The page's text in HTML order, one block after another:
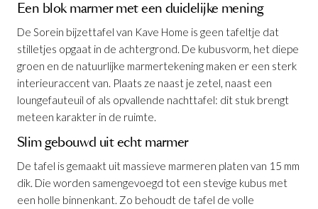
Een blok marmer met een duidelijke mening
De Sorein bijzettafel van Kave Home is geen tafeltje dat
stilletjes opgaat in de achtergrond. De kubusvorm, het diepe
groen en de natuurlijke marmertekening maken er een sterk
interieuraccent van. Plaats ze naast je zetel, naast een
loungefauteuil of als opvallende nachttafel: dit stuk brengt
meteen karakter in de ruimte.
Slim gebouwd uit echt marmer
De tafel is gemaakt uit massieve marmeren platen van 15 mm
dik. Die worden samengevoegd tot een stevige kubus met
een holle binnenkant. Zo behoudt de tafel de volle